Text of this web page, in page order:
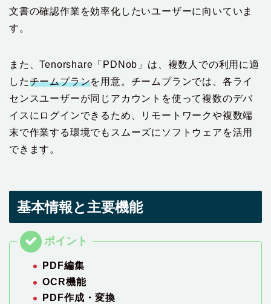
文書の確認作業を効率化したいユーザーに向いていま
す。
また、Tenorshare「PDNob」は、複数人での利用に適
したチームプランを用意。チームプランでは、各ライ
センスユーザーが同じアカウントを使って複数のデバ
イスにログインできるため、リモートワークや複数端
末で作業する環境でもスムーズにソフトウェアを活用
できます。
基本情報と主要機能
PDF編集
OCR機能
PDF作成・変換